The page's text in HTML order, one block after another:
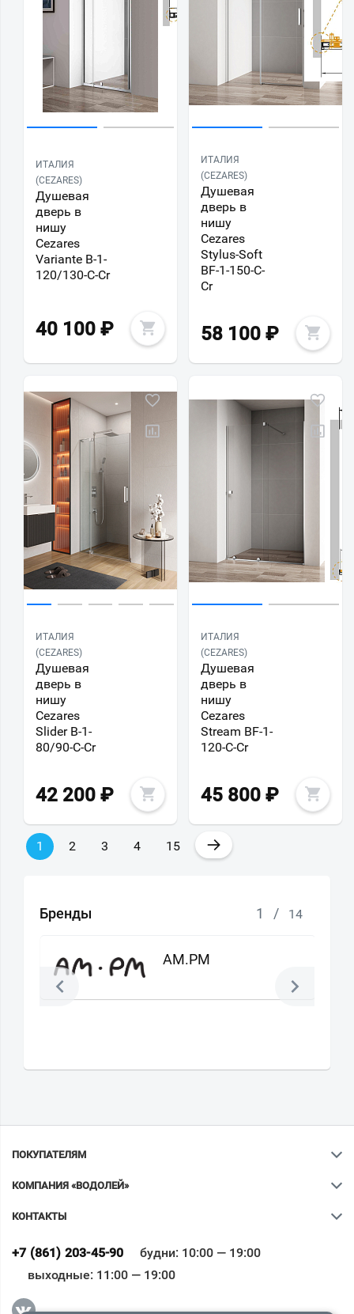
ИТАЛИЯ
(CEZARES)
Душевая
дверь в
нишу
Cezares
Variante B-1-
120/130-C-Cr
40 100 ₽
ИТАЛИЯ
(CEZARES)
Душевая
дверь в
нишу
Cezares
Stylus-Soft
BF-1-150-C-
Cr
58 100 ₽
ИТАЛИЯ
(CEZARES)
Душевая
дверь в
нишу
Cezares
Slider B-1-
80/90-C-Cr
42 200 ₽
ИТАЛИЯ
(CEZARES)
Душевая
дверь в
нишу
Cezares
Stream BF-1-
120-C-Cr
45 800 ₽
1 2 3 4 15 →
Бренды 1 / 14
AM.PM
ПОКУПАТЕЛЯМ
КОМПАНИЯ «ВОДОЛЕЙ»
КОНТАКТЫ
+7 (861) 203-45-90
будни: 10:00 — 19:00
выходные: 11:00 — 19:00
Всё верно